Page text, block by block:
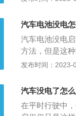
条相对粗的导
一头接到亏电
有电车的金属
启动后先松负
汽车电池没电
汽车电池没电
方法，但是这
都有一定的损
漏电；2、电池
过多；4、车辆
发布时间：2023-
汽车没电了怎
在平时行驶中